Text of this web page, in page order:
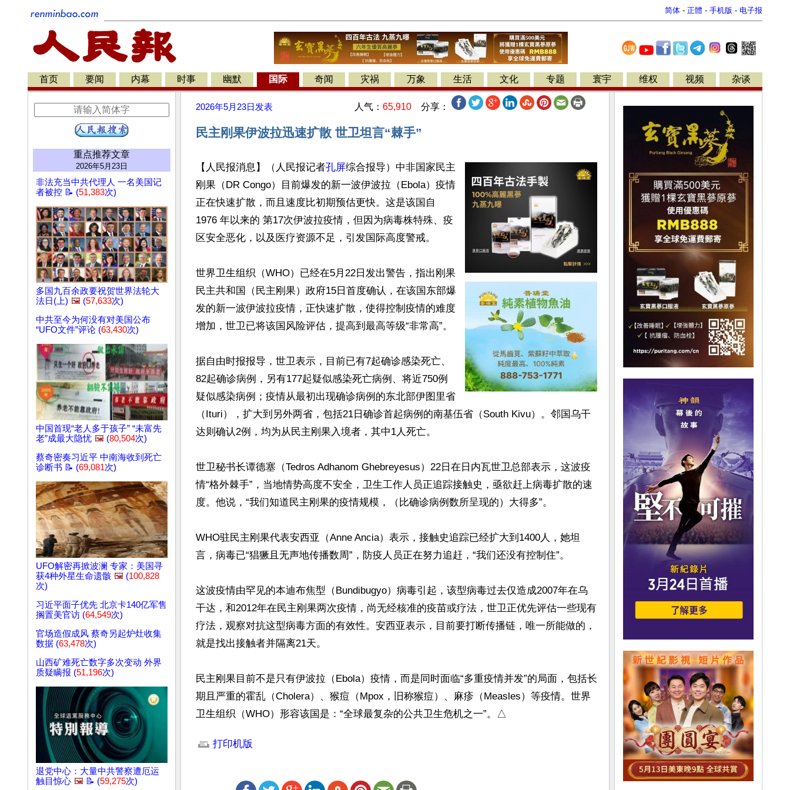
简体 - 正體 - 手机版 - 电子报
首页 要闻 内幕 时事 幽默 国际 奇闻 灾祸 万象 生活 文化 专题 寰宇 维权 视频 杂谈
重点推荐文章
2026年5月23日
非法充当中共代理人 一名美国记
者被控 📝 (51,383次)
多国九百余政要祝贺世界法轮大
法日(上) 🖼️ (57,633次)
中共至今为何没有对美国公布
“UFO文件”评论 (63,430次)
中国首现“老人多于孩子” “未富先
老”成最大隐忧 🖼️ (80,504次)
蔡奇密奏习近平 中南海收到死亡
诊断书 📝 (69,081次)
UFO解密再掀波澜 专家：美国寻
获4种外星生命遗骸 🖼️ (100,828
次)
习近平面子优先 北京卡140亿军售
搁置美官访 (64,549次)
官场造假成风 蔡奇另起炉灶收集
数据 (63,478次)
山西矿难死亡数字多次变动 外界
质疑瞒报 (51,196次)
退党中心：大量中共警察遭厄运
触目惊心 🖼️ 📝 (59,275次)
2026年5月23日 发表 人气： 65,910 分享：
民主刚果伊波拉迅速扩散 世卫坦言“棘手”
【人民报消息】（人民报记者孔屏综合报导）中非国家民主
刚果（DR Congo）目前爆发的新一波伊波拉（Ebola）疫情
正在快速扩散，而且速度比初期预估更快。这是该国自
1976 年以来的 第17次伊波拉疫情，但因为病毒株特殊、疫
区安全恶化，以及医疗资源不足，引发国际高度警戒。
世界卫生组织（WHO）已经在5月22日发出警告，指出刚果
民主共和国（民主刚果）政府15日首度确认，在该国东部爆
发的新一波伊波拉疫情，正快速扩散，使得控制疫情的难度
增加，世卫已将该国风险评估，提高到最高等级“非常高”。
据自由时报报导，世卫表示，目前已有7起确诊感染死亡、
82起确诊病例，另有177起疑似感染死亡病例、将近750例
疑似感染病例；疫情从最初出现确诊病例的东北部伊图里省
（Ituri），扩大到另外两省，包括21日确诊首起病例的南基伍省（South Kivu）。邻国乌干
达则确认2例，均为从民主刚果入境者，其中1人死亡。
世卫秘书长谭德塞（Tedros Adhanom Ghebreyesus）22日在日内瓦世卫总部表示，这波疫
情“格外棘手”，当地情势高度不安全，卫生工作人员正追踪接触史，亟欲赶上病毒扩散的速
度。他说，“我们知道民主刚果的疫情规模，（比确诊病例数所呈现的）大得多”。
WHO驻民主刚果代表安西亚（Anne Ancia）表示，接触史追踪已经扩大到1400人，她坦
言，病毒已“猖獗且无声地传播数周”，防疫人员正在努力追赶，“我们还没有控制住”。
这波疫情由罕见的本迪布焦型（Bundibugyo）病毒引起，该型病毒过去仅造成2007年在乌
干达，和2012年在民主刚果两次疫情，尚无经核准的疫苗或疗法，世卫正优先评估一些现有
疗法，观察对抗这型病毒方面的有效性。安西亚表示，目前要打断传播链，唯一所能做的，
就是找出接触者并隔离21天。
民主刚果目前不是只有伊波拉（Ebola）疫情，而是同时面临“多重疫情并发”的局面，包括长
期且严重的霍乱（Cholera）、猴痘（Mpox，旧称猴痘）、麻疹（Measles）等疫情。世界
卫生组织（WHO）形容该国是：“全球最复杂的公共卫生危机之一”。△
打印机版